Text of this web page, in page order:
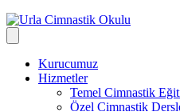
Kurucumuz
Hizmetler
Temel Cimnastik
Özel Cimnastik